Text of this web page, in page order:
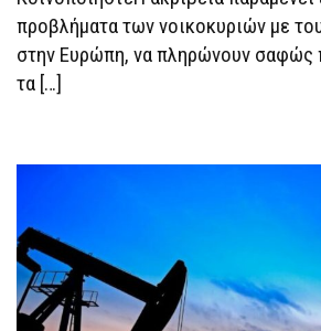
προβλήματα των νοικοκυριών με
στην Ευρώπη, να πληρώνουν σαφώς
τα […]